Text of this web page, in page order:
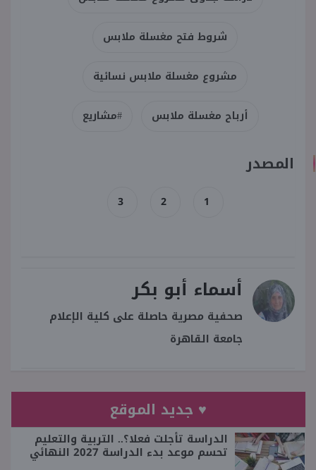
شروط فتح مغسلة ملابس
مشروع مغسلة ملابس نسائية
أرباح مغسلة ملابس #مشاريع
المصدر
2
3
أسماء أبو بكر
صحفية مصرية حاصلة على كلية الإعلام
جامعة القاهرة
♥ جديد الموقع
الدراسة تأجلت فعلا؟.. التربية والتعليم
تحسم موعد بدء الدراسة 2027 النهائي